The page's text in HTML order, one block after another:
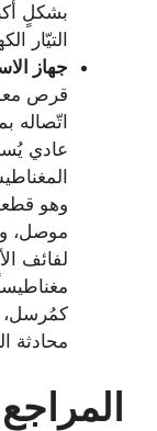
بشكلٍ
التيّار
جهاز
قرص
اتّصاله
عادي
وهو
موصل،
لفائف
محادثة
المراجع